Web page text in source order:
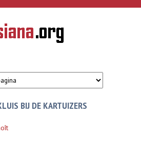
gaan
BIJ DE KARTUIZERS